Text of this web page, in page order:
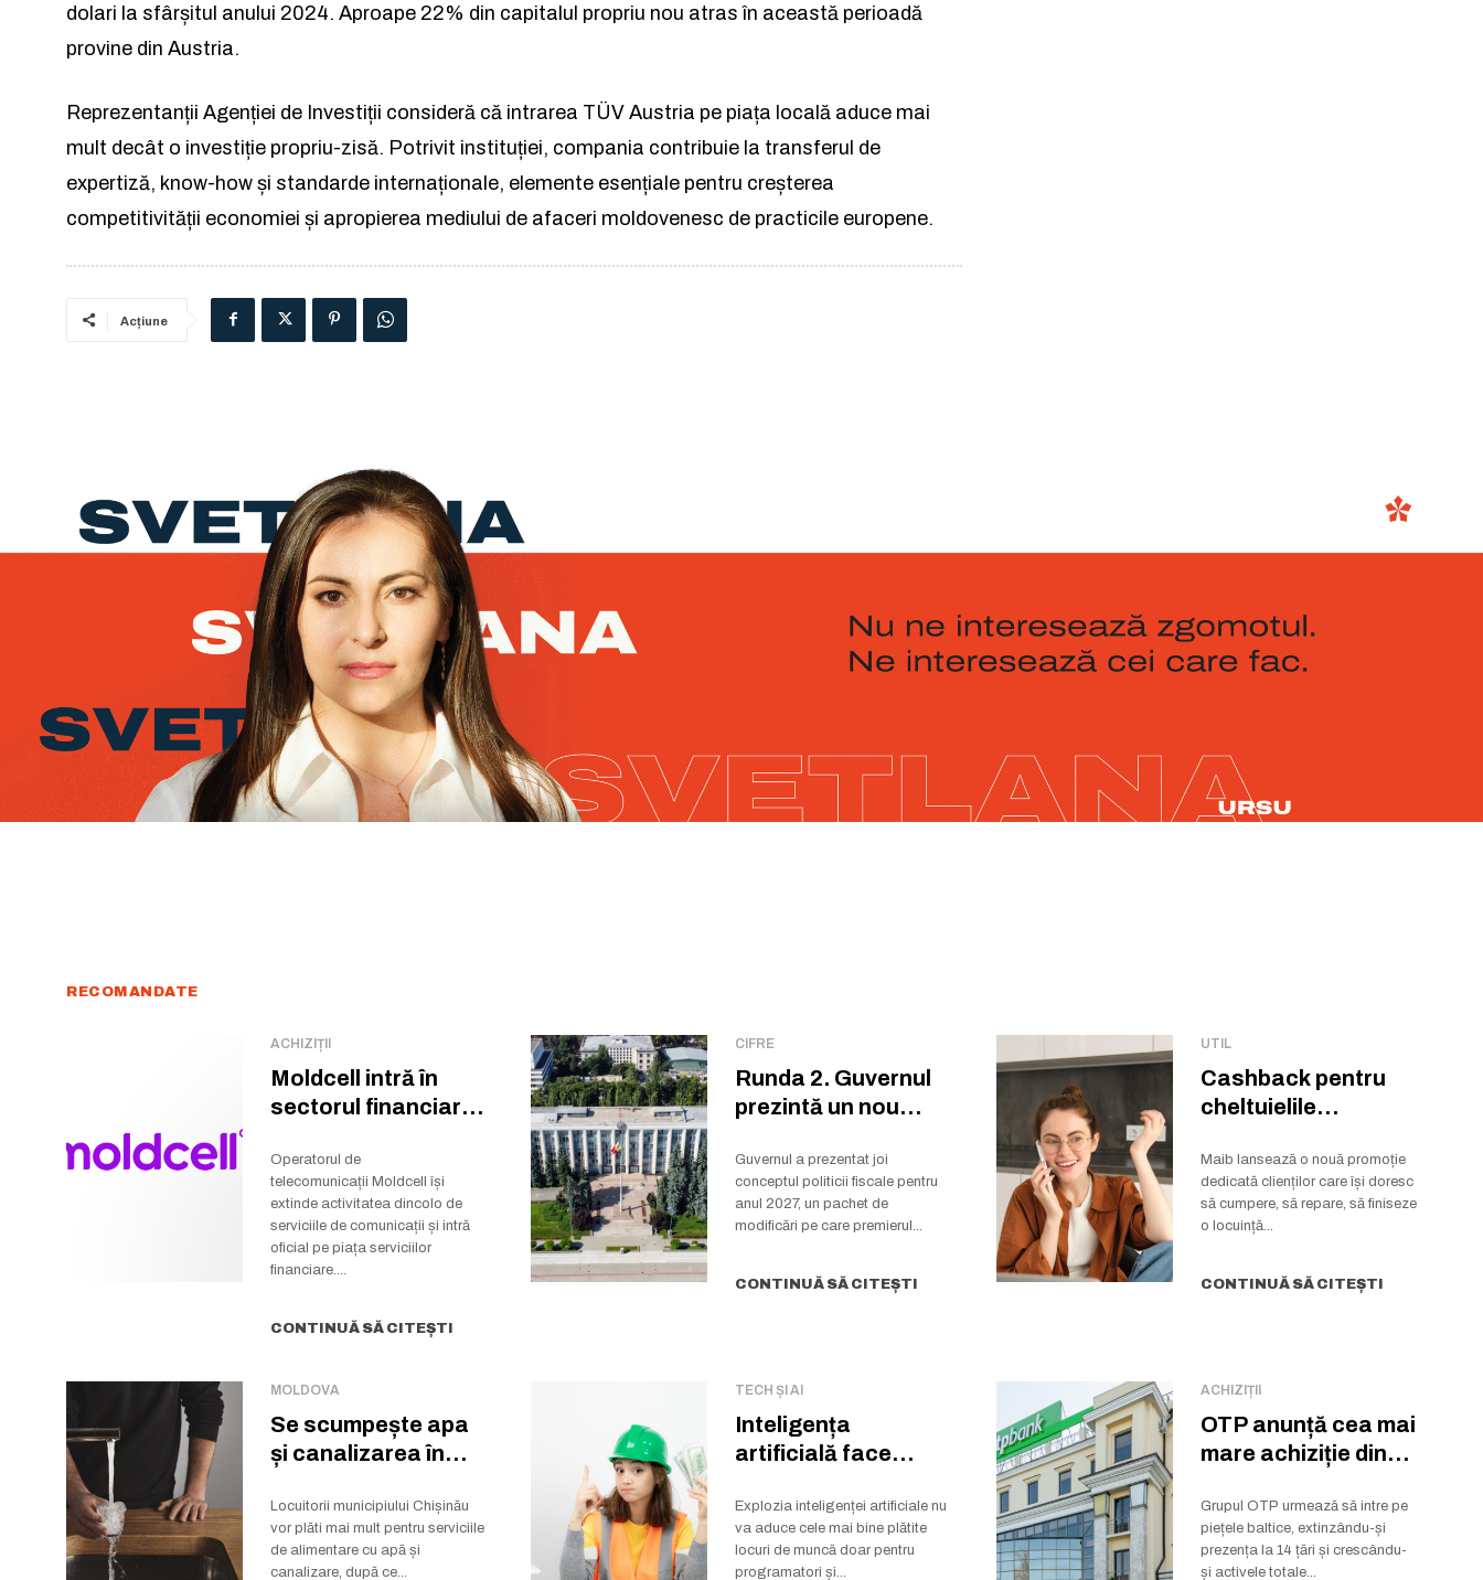
dolari la sfârșitul anului 2024. Aproape 22% din capitalul propriu nou atras în această perioadă
provine din Austria.
Reprezentanții Agenției de Investiții consideră că intrarea TÜV Austria pe piața locală aduce mai
mult decât o investiție propriu-zisă. Potrivit instituției, compania contribuie la transferul de
expertiză, know-how și standarde internaționale, elemente esențiale pentru creșterea
competitivității economiei și apropierea mediului de afaceri moldovenesc de practicile europene.
Acțiune
RECOMANDATE
ACHIZIȚII
Moldcell intră în
sectorul financiar:
majoritar...
Operatorul de
telecomunicații Moldcell își
extinde activitatea dincolo de
serviciile de comunicații și intră
oficial pe piața serviciilor
financiare....
CONTINUĂ SĂ CITEȘTI
CIFRE
Runda 2. Guvernul
prezintă un nou
Guvernul a prezentat joi
conceptul politicii fiscale pentru
anul 2027, un pachet de
modificări pe care premierul...
CONTINUĂ SĂ CITEȘTI
UTIL
Cashback pentru
cheltuielile
cadastrale la
creditul imobiliar...
Maib lansează o nouă promoție
dedicată clienților care își doresc
să cumpere, să repare, să finiseze
o locuință...
CONTINUĂ SĂ CITEȘTI
MOLDOVA
Se scumpește apa
și canalizarea în
Locuitorii municipiului Chișinău
vor plăti mai mult pentru serviciile
de alimentare cu apă și
canalizare, după ce...
TECH ȘI AI
Inteligența
artificială face
meseriașii. Cine va
câștiga salarii...
Explozia inteligenței artificiale nu
va aduce cele mai bine plătite
locuri de muncă doar pentru
programatori și...
ACHIZIȚII
OTP anunță cea mai
mare achiziție din
Grupul OTP urmează să intre pe
piețele baltice, extinzându-și
prezența la 14 țări și crescându-
și activele totale...